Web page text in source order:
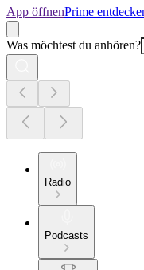
App öffnenPrime
Was möchtest du anhören?
Radio
Podcasts